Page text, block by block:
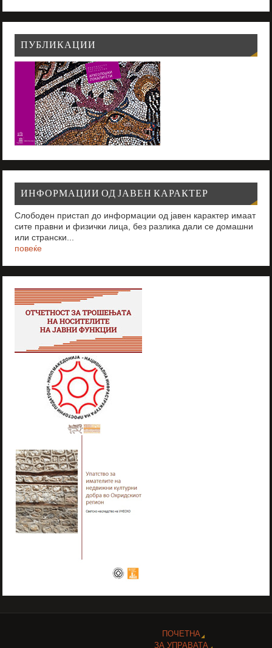
ПУБЛИКАЦИИ
ИНФОРМАЦИИ ОД ЈАВЕН КАРАКТЕР
Слободен пристап до информации од јавен карактер имаат
сите правни и физички лица, без разлика дали се домашни
или странски...
повеќе
ПОЧЕТНА
ЗА УПРАВАТА